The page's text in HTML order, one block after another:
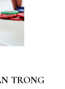
TRONG